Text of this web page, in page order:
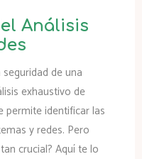
Análisis
de una
exhaustivo de
permite identificar las
y redes. Pero
crucial? Aquí te lo